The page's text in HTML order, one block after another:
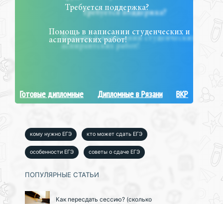
Требуется поддержка?
Помощь в написании студенческих и
аспирантских работ!
Готовые дипломные Дипломные в Рязани ВКР
кому нужно ЕГЭ кто может сдать ЕГЭ
особенности ЕГЭ советы о сдаче ЕГЭ
ПОПУЛЯРНЫЕ СТАТЬИ
Как пересдать сессию? (сколько